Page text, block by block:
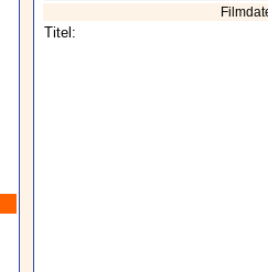
Titel: